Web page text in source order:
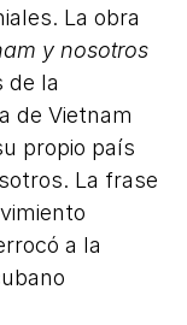
La obra
y nosotros
de la
de Vietnam
propio país
La frase
a la